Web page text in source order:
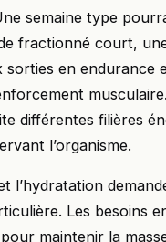
semaine type
fractionné court,
sorties en endurance
différentes filières
l’organisme.
l’hydratation
Les besoins
maintenir la